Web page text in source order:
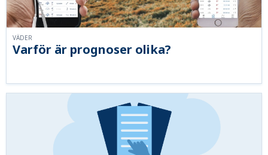
Varför är prognoser olika?
VÄDER